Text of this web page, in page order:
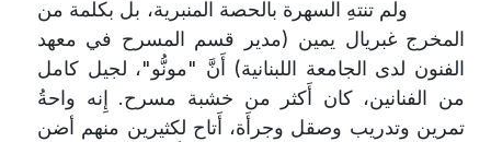
ولم تنتهِ السهرة بالحصة المنبرية، بل بكلمة من
المخرج غبريال يمين (مدير قسم المسرح في معهد
الفنون لدى الجامعة اللبنانية) أَنَّ "مونُّو"، لجيل كامل
من الفنانين، كان أَكثر من خشبة مسرح. إِنه واحةُ
تمرين وتدريب وصقل وجرأَة، أَتاح لكثيرين منهم أضن